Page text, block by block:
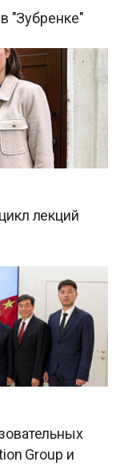
"Зубренке"
лекций
Group и